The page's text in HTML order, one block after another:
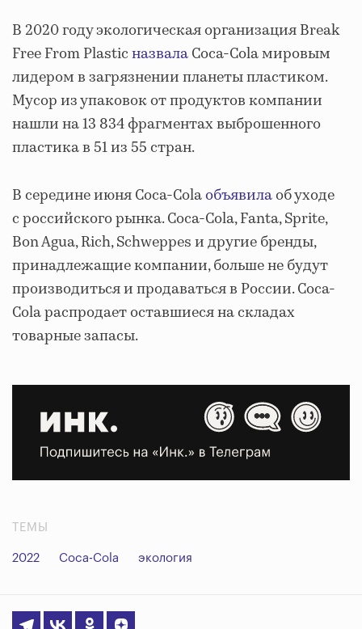
В 2020 году экологическая организация Break
Free From PlasticназвалаCoca-Cola мировым
лидером в загрязнении планеты пластиком.
Мусор из упаковок от продуктов компании
нашли на 13 834 фрагментах выброшенного
пластика в 51 из 55 стран.
В середине июня Coca-Colaобъявилаоб уходе
с российского рынка. Coca-Cola, Fanta, Sprite,
Bon Agua, Rich, Schweppes и другие бренды,
принадлежащие компании, больше не будут
производиться и продаваться в России. Coca-
Cola распродает оставшиеся на складах
товарные запасы.
ТЕМЫ
2022 Coca-Cola экология